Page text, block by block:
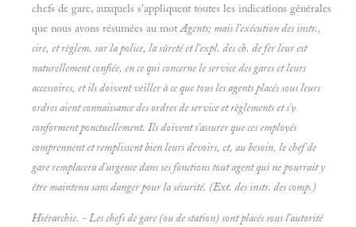
chefs de gare, auxquels s'appliquent toutes les indications générales
que nous avons résumées au motAgents; mais l'exécution des instr.,
cire, et règlem. sur la police, la sûreté et l'expl. des ch. de fer leur est
naturellement confiée, en ce qui concerne le service des gares et leurs
accessoires, et ils doivent veiller à ce que tous les agents placés sous leurs
ordres aient connaissance des ordres de service et règlements et s'y
conforment ponctuellement. Ils doivent s'assurer que ces employés
comprennent et remplissent bien leurs devoirs, et, au besoin, le chef de
gare remplacera d'urgence dans ses fonctions tout agent qui ne pourrait y
être maintenu sans danger pour la sécurité. (Ext. des instr. des comp.)
Hiérarchie. - Les chefs de gare (ou de station) sont placés sous l'autorité